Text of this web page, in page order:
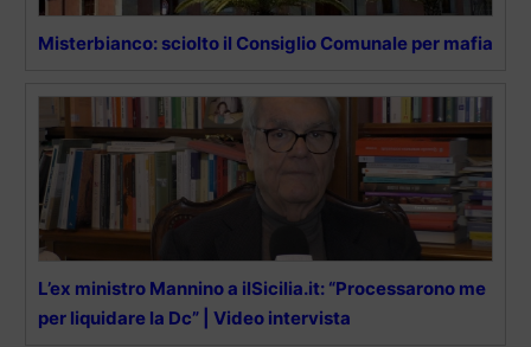
Misterbianco: sciolto il Consiglio Comunale per mafia
L’ex ministro Mannino a ilSicilia.it: “Processarono me
per liquidare la Dc” | Video intervista